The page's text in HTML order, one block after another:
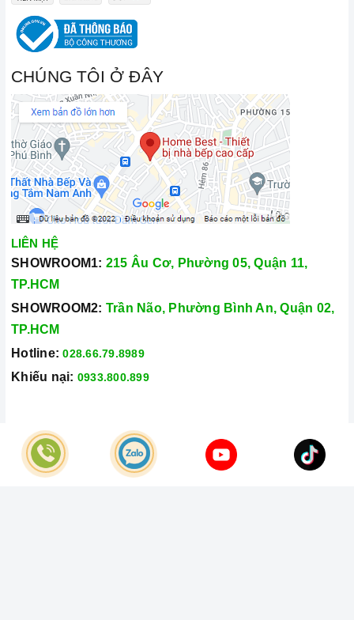
CHÚNG TÔI Ở ĐÂY
LIÊN HỆ
SHOWROOM1: 215 Âu Cơ, Phường 05, Quận 11,
TP.HCM
SHOWROOM2: Trần Não, Phường Bình An, Quận 02,
TP.HCM
Hotline: 028.66.79.8989
Khiếu nại: 0933.800.899
© Bản quyền thuộc vềCông Ty TNHH Home Best Việt Nam
Cung cấp bởi
Sapo